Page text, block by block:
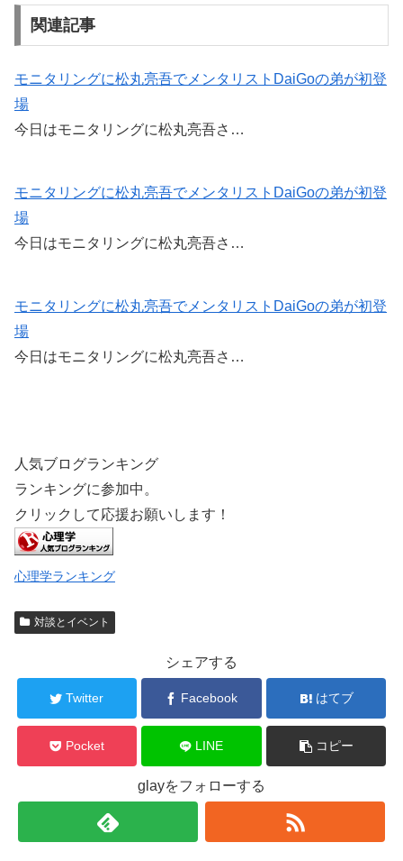
c
b
o
o
tt
関連記事
モニタリングに松丸亮吾でメンタリストDaiGoの弟が初登
場
今日はモニタリングに松丸亮吾さ…
モニタリングに松丸亮吾でメンタリストDaiGoの弟が初登
場
今日はモニタリングに松丸亮吾さ…
モニタリングに松丸亮吾でメンタリストDaiGoの弟が初登
場
今日はモニタリングに松丸亮吾さ…
人気ブログランキング
ランキングに参加中。
クリックして応援お願いします！
心理学ランキング
対談とイベント
シェアする
Twitter Facebook はてブ
Pocket LINE コピー
glayをフォローする